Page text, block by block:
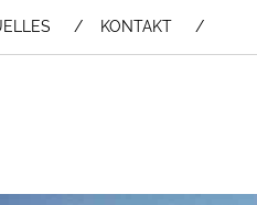
KONTAKT